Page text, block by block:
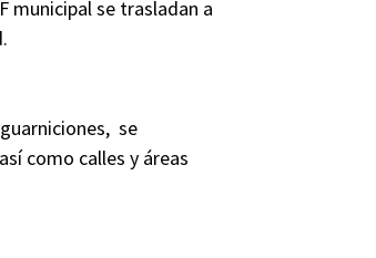
municipal se trasladan a
se
como calles y áreas